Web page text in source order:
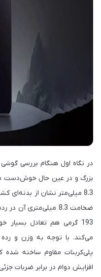
8.3 میلی‌متر نشان از
ضخامت 8.3 میلی‌متری
193 گرمی هم تعادل
می‌کند. با توجه به وزن و
پلی‌کربنات مقاوم ساخته
افزایش دوام در برابر ضربات